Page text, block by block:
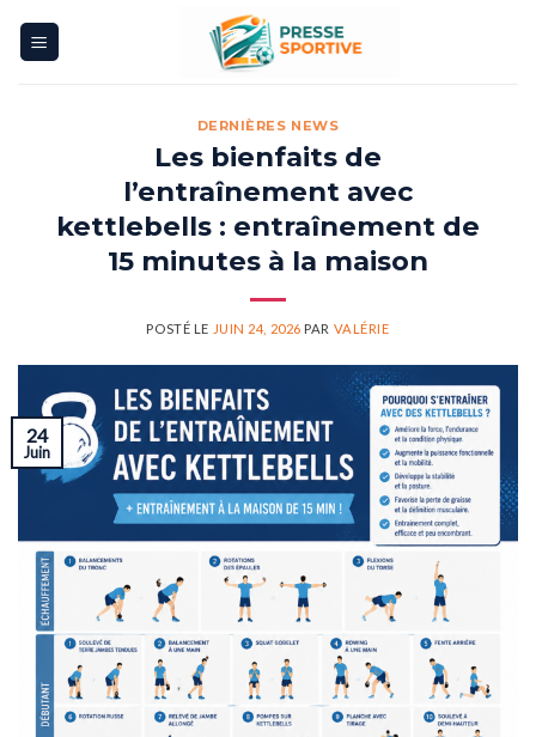
DERNIÈRES NEWS
Les bienfaits de
l’entraînement avec
kettlebells : entraînement de
15 minutes à la maison
POSTÉ LE JUIN 24, 2026 PAR VALÉRIE
24
Juin